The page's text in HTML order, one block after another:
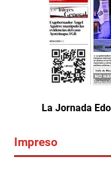
La Jornada
Impreso